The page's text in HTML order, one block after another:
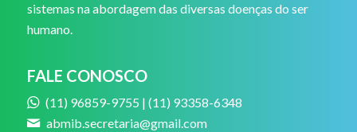
sistemas na abordagem das diversas doenças do ser
humano.
FALE CONOSCO
(11) 96859-9755 | (11) 93358-6348
abmib.secretaria@gmail.com